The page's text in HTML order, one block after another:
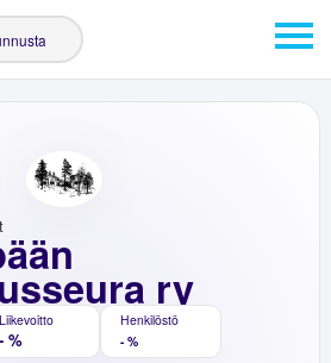
ry
Liikevoitto
- %
Henkilöstö
- %